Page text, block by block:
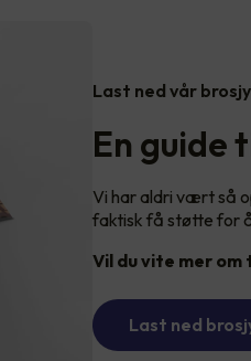
Last ned vår
En guide
Vi har aldri vært så
faktisk få støtte for
Vil du vite mer
Last ned